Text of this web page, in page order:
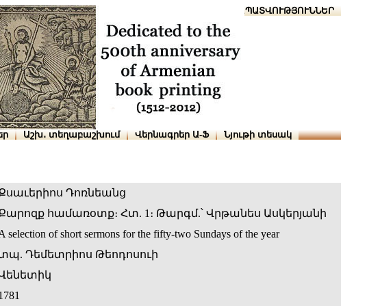
ՆԱԽԱՊԱՏՎՈՒԹՅՈՒՆՆԵՐ
Աշխ․ տեղաբաշխում Վերնագրեր Ա-Ֆ Նյութի տեսակ
Դոռնեանց
համառօտք։ Հտ. 1։ Թարգմ.՝ Վրթանես Ասկերյանի
selection of short sermons for the fifty-two Sundays of the year
Դեմետրիոս Թեոդոսուի